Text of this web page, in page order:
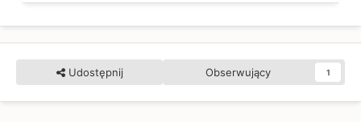
Udostępnij Obserwujący 1